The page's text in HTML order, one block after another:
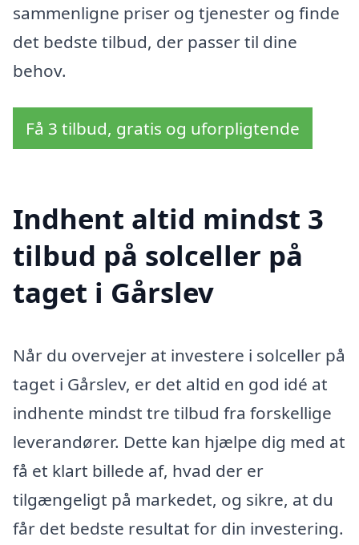
sammenligne priser og tjenester og finde
det bedste tilbud, der passer til dine
behov.
Få 3 tilbud, gratis og uforpligtende
Indhent altid mindst 3
tilbud på solceller på
taget i Gårslev
Når du overvejer at investere i solceller på
taget i Gårslev, er det altid en god idé at
indhente mindst tre tilbud fra forskellige
leverandører. Dette kan hjælpe dig med at
få et klart billede af, hvad der er
tilgængeligt på markedet, og sikre, at du
får det bedste resultat for din investering.